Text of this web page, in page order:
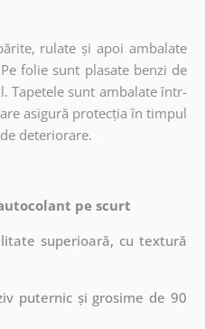
rulate și apoi ambalate
folie sunt plasate benzi de
Tapetele sunt ambalate într-
asigură protecția în timpul
deteriorare.
pe scurt
superioară, cu textură
puternic și grosime de 90